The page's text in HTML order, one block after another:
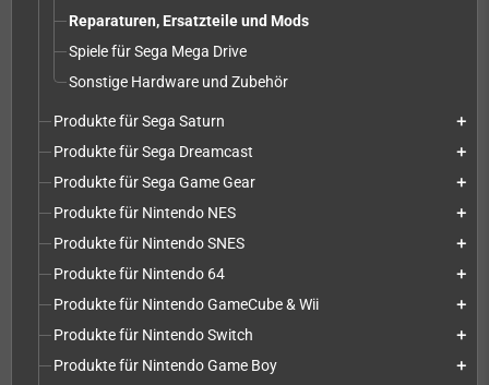
Reparaturen, Ersatzteile und Mods
Spiele für Sega Mega Drive
Sonstige Hardware und Zubehör
Produkte für Sega Saturn add
Produkte für Sega Dreamcast add
Produkte für Sega Game Gear add
Produkte für Nintendo NES add
Produkte für Nintendo SNES add
Produkte für Nintendo 64 add
Produkte für Nintendo GameCube & Wii add
Produkte für Nintendo Switch add
Produkte für Nintendo Game Boy add